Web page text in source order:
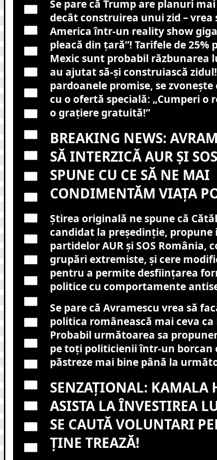
Se pare că Trump are planuri
decât construirea unui zid –
America într-un reality show
pleacă din țară”! Tarifele de 25%
Mexic sunt probabil răzbunarea
au ajutat să-și construiască
pardoanele promise, se
cu o ofertă specială: „Cumperi o
o grațiere gratuită!”
BREAKING NEWS:
SĂ INTERZICĂ AUR ȘI
SPUNE CU CE SĂ NE MAI
CONDIMENTĂM VIAȚA
Știrea originală ne spune că
candidat la președinție, propune
partidelor AUR și SOS România,
grupări extremiste, și cere
pentru a permite desființarea
politice cu comportamente
Se pare că Avramescu vrea să
politica românească mai ceva ca
Probabil următoarea sa
pe toți politicienii într-un borcan
păstreze mai bine până la
SENZAȚIONAL: KAMALA
ASISTA LA ÎNVESTIREA
SE CAUTĂ VOLUNTARI
ȚINE TREAZĂ!